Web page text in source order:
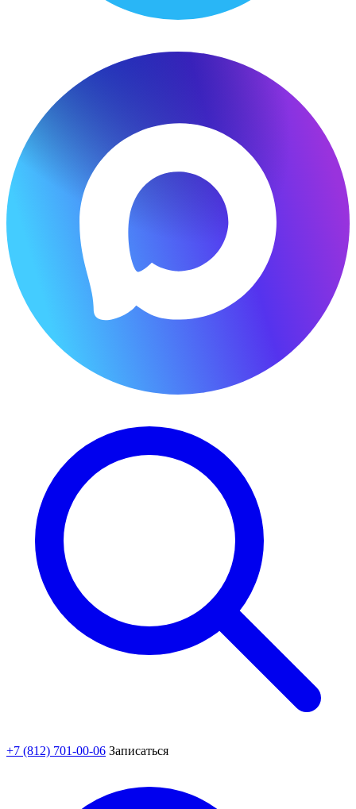
+7 (812) 701-00-06 Записаться